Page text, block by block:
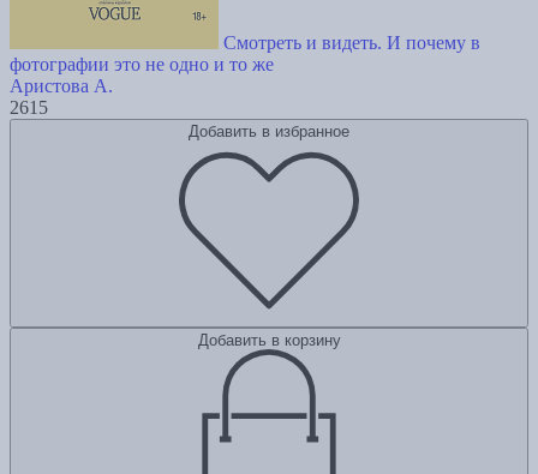
Смотреть и видеть. И почему в
фотографии это не одно и то же
Аристова А.
2615
Добавить в избранное
Добавить в корзину